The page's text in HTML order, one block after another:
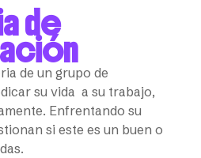
de
de un grupo de
su vida a su trabajo,
Enfrentando su
si este es un buen o